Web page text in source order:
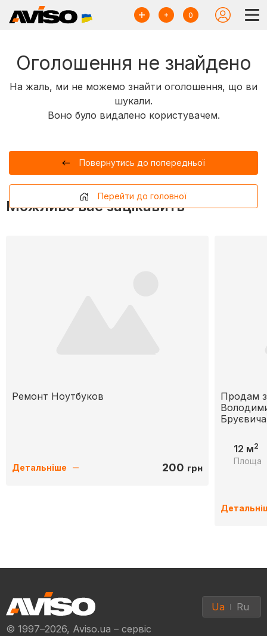
0
Оголошення не знайдено
На жаль, ми не можемо знайти оголошення, що ви
шукали.
Воно було видалено користувачем.
Повернутись до попередньої
Перейти до головної
Можливо вас зацікавить
Ремонт Ноутбуков
Детальніше 200 грн
Продам
12 м2
Площа
© 1997–2026, Aviso.ua – сервіс
Ua Ru